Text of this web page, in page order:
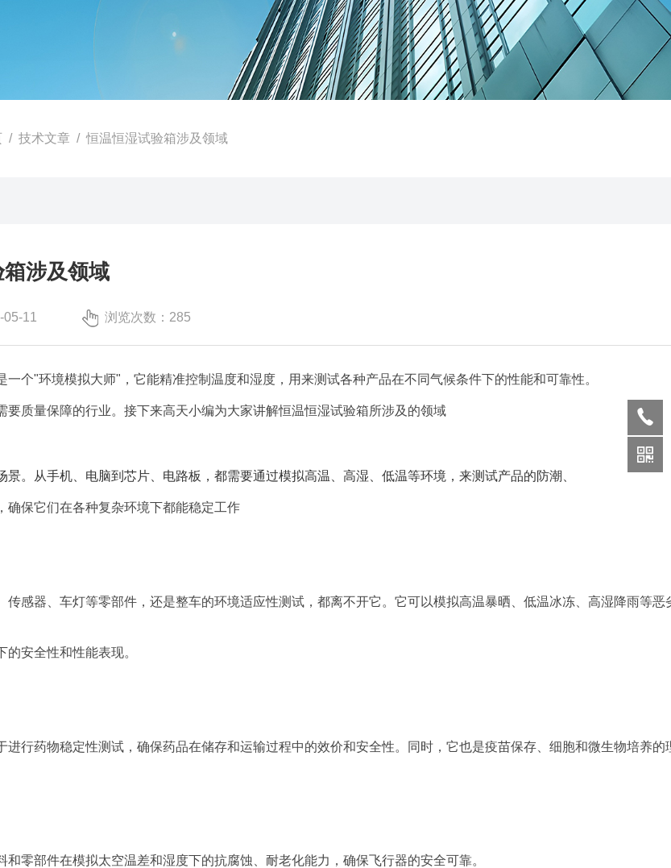
/ 技术文章 / 恒温恒湿试验箱涉及领域
涉及领域
11 浏览次数：285
一个"环境模拟大师"，它能精准控制温度和湿度，用来测试各种产品在不同气候条件下的性能和可靠性。
要质量保障的行业。接下来高天小编为大家讲解恒温恒湿试验箱所涉及的领域
景。从手机、电脑到芯片、电路板，都需要通过模拟高温、高湿、低温等环境，来测试产品的防潮、
确保它们在各种复杂环境下都能稳定工作
传感器、车灯等零部件，还是整车的环境适应性测试，都离不开它。它可以模拟高温暴晒、低温冰冻、高湿降雨等恶
安全性和性能表现。
进行药物稳定性测试，确保药品在储存和运输过程中的效价和安全性。同时，它也是疫苗保存、细胞和微生物培养的
和零部件在模拟太空温差和湿度下的抗腐蚀、耐老化能力，确保飞行器的安全可靠。